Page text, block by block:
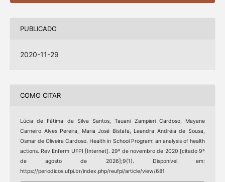
PUBLICADO
2020-11-29
COMO CITAR
Lúcia de Fátima da Silva Santos, Tauani Zampieri Cardoso, Mayane
Carneiro Alves Pereira, Maria José Bistafa, Leandra Andréia de Sousa,
Osmar de Oliveira Cardoso. Health in School Program: an analysis of health
actions. Rev Enferm UFPI [Internet]. 29º de novembro de 2020 [citado 9º
de agosto de 2026];9(1). Disponível em:
https://periodicos.ufpi.br/index.php/reufpi/article/view/681